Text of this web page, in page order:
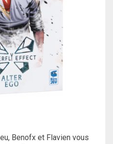
Benofx et Flavien vous